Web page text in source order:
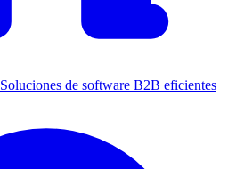
Soluciones de software B2B eficientes